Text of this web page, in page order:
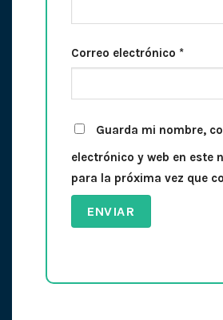
Correo electrónico *
Guarda mi nombre,
electrónico y web en este
para la próxima vez que